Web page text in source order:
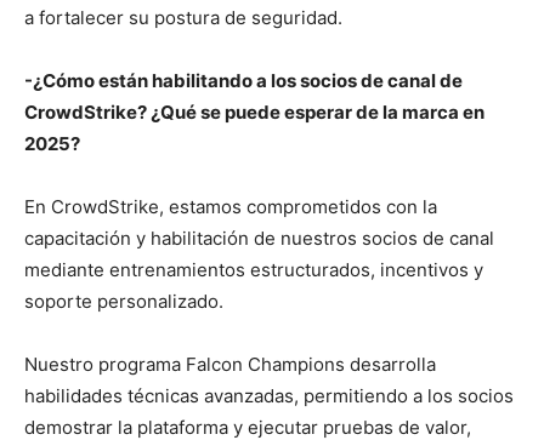
a fortalecer su postura de seguridad.
-¿Cómo están habilitando a los socios de canal de
CrowdStrike? ¿Qué se puede esperar de la marca en
2025?
En CrowdStrike, estamos comprometidos con la
capacitación y habilitación de nuestros socios de canal
mediante entrenamientos estructurados, incentivos y
soporte personalizado.
Nuestro programa Falcon Champions desarrolla
habilidades técnicas avanzadas, permitiendo a los socios
demostrar la plataforma y ejecutar pruebas de valor,